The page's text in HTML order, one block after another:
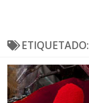
ETIQUETADO: